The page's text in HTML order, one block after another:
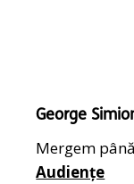
George
Mergem
Audiențe